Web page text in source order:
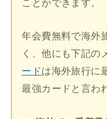
ことができます。
年会費無料で海外
く、他にも下記の
ードは海外旅行に
最強カードと言わ